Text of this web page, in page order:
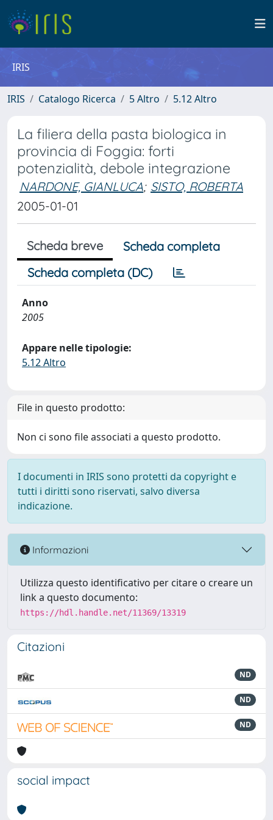
IRIS
IRIS Catalogo Ricerca 5 Altro 5.12 Altro
La filiera della pasta biologica in
provincia di Foggia: forti
potenzialità, debole integrazione
NARDONE, GIANLUCA; SISTO, ROBERTA
2005-01-01
Scheda breve
Scheda completa
Scheda completa (DC)
Anno
2005
Appare nelle tipologie:
5.12 Altro
File in questo prodotto:
Non ci sono file associati a questo prodotto.
I documenti in IRIS sono protetti da copyright e
tutti i diritti sono riservati, salvo diversa
indicazione.
Informazioni
Utilizza questo identificativo per citare o creare un
link a questo documento:
https://hdl.handle.net/11369/13319
Citazioni
ND
ND
ND
social impact